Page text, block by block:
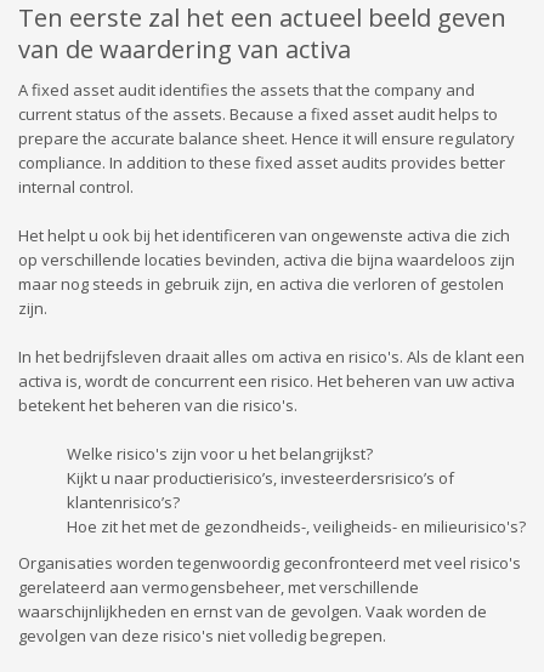
Ten eerste zal het een actueel beeld geven
van de waardering van activa
A fixed asset audit identifies the assets that the company and
current status of the assets. Because a fixed asset audit helps to
prepare the accurate balance sheet. Hence it will ensure regulatory
compliance. In addition to these fixed asset audits provides better
internal control.
Het helpt u ook bij het identificeren van ongewenste activa die zich
op verschillende locaties bevinden, activa die bijna waardeloos zijn
maar nog steeds in gebruik zijn, en activa die verloren of gestolen
zijn.
In het bedrijfsleven draait alles om activa en risico's. Als de klant een
activa is, wordt de concurrent een risico. Het beheren van uw activa
betekent het beheren van die risico's.
Welke risico's zijn voor u het belangrijkst?
Kijkt u naar productierisico’s, investeerdersrisico’s of
klantenrisico’s?
Hoe zit het met de gezondheids-, veiligheids- en milieurisico's?
Organisaties worden tegenwoordig geconfronteerd met veel risico's
gerelateerd aan vermogensbeheer, met verschillende
waarschijnlijkheden en ernst van de gevolgen. Vaak worden de
gevolgen van deze risico's niet volledig begrepen.